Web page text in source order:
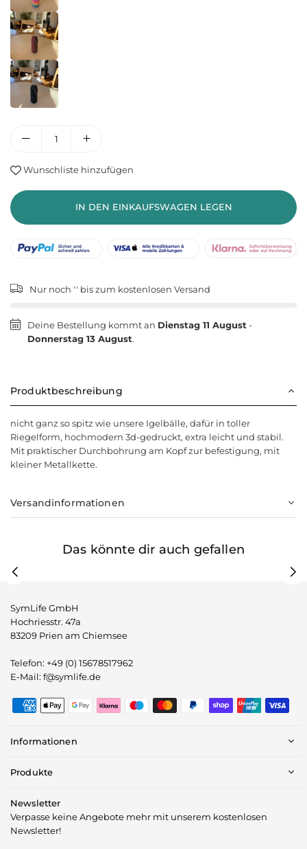
Wunschliste hinzufügen
IN DEN EINKAUFSWAGEN LEGEN
Nur noch '' bis zum kostenlosen Versand
Deine Bestellung kommt an Dienstag 11 August -
Donnerstag 13 August.
Produktbeschreibung
nicht ganz so spitz wie unsere Igelbälle, dafür in toller
Riegelform, hochmodern 3d-gedruckt, extra leicht und stabil.
Mit praktischer Durchbohrung am Kopf zur befestigung, mit
kleiner Metallkette.
Versandinformationen
Das könnte dir auch gefallen
SymLife GmbH
Hochriesstr. 47a
83209 Prien am Chiemsee
Telefon: +49 (0) 15678517962
E-Mail: f@symlife.de
Informationen
Produkte
Newsletter
Verpasse keine Angebote mehr mit unserem kostenlosen
Newsletter!